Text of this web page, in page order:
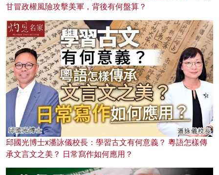
甘冒政權風險攻擊美軍，背後有何盤算？
邱國光博士x潘詠儀校長：學習古文有何意義？ 粵語怎樣傳
承文言文之美？ 日常寫作如何應用？